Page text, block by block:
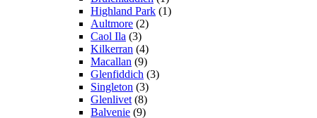
Highland Park (1)
Aultmore (2)
Caol Ila (3)
Kilkerran (4)
Macallan (9)
Glenfiddich (3)
Singleton (3)
Glenlivet (8)
Balvenie (9)